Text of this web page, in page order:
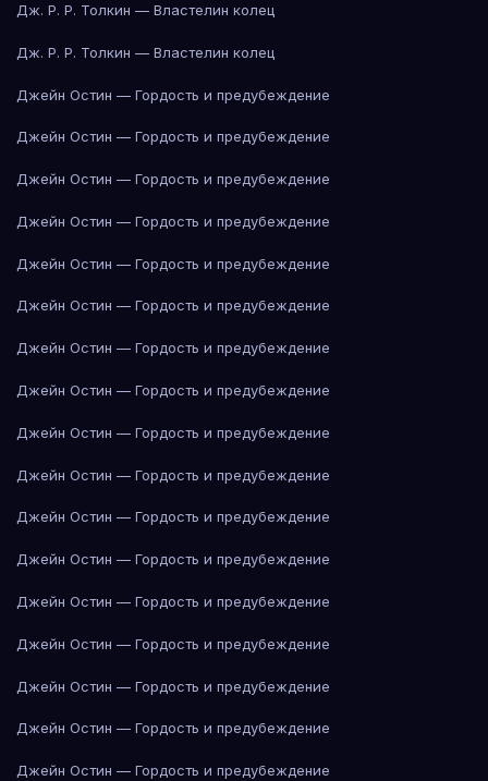
Дж. Р. Р. Толкин — Властелин колец
Дж. Р. Р. Толкин — Властелин колец
Джейн Остин — Гордость и предубеждение
Джейн Остин — Гордость и предубеждение
Джейн Остин — Гордость и предубеждение
Джейн Остин — Гордость и предубеждение
Джейн Остин — Гордость и предубеждение
Джейн Остин — Гордость и предубеждение
Джейн Остин — Гордость и предубеждение
Джейн Остин — Гордость и предубеждение
Джейн Остин — Гордость и предубеждение
Джейн Остин — Гордость и предубеждение
Джейн Остин — Гордость и предубеждение
Джейн Остин — Гордость и предубеждение
Джейн Остин — Гордость и предубеждение
Джейн Остин — Гордость и предубеждение
Джейн Остин — Гордость и предубеждение
Джейн Остин — Гордость и предубеждение
Джейн Остин — Гордость и предубеждение